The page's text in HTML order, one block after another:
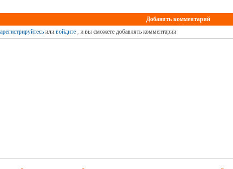
Добавить комментарий
или войдите, и вы сможете добавлять комментарии